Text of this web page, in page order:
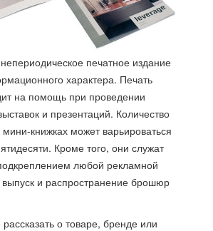
печатное издание
характера. Печать
на помощь при проведении
и презентаций. Количество
мини-книжках может варьироваться
Кроме того, они служат
любой рекламной
и распространение брошюр
о товаре, бренде или